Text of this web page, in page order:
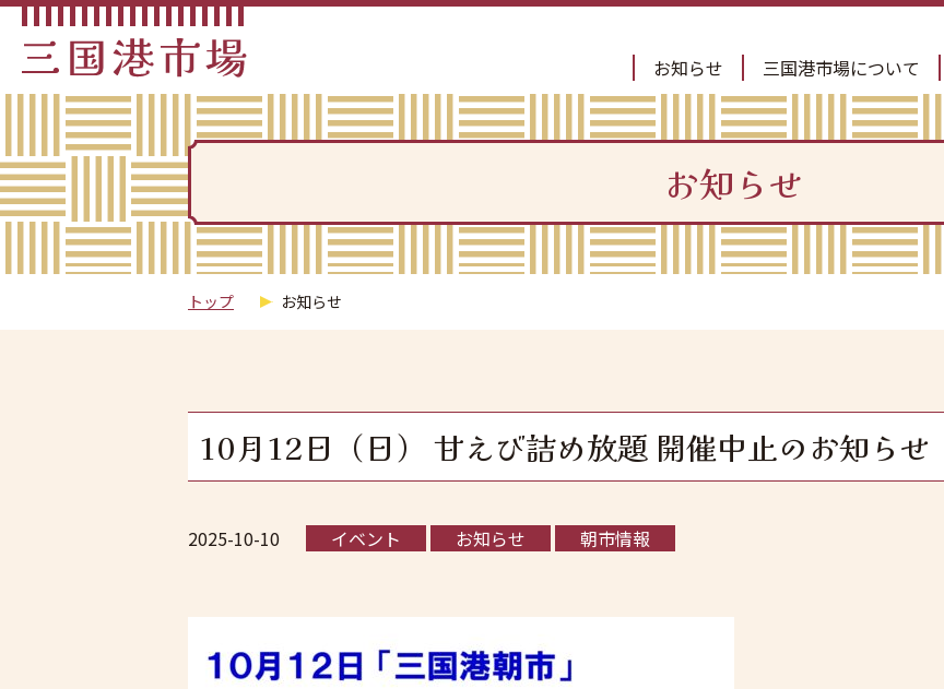
お知らせ
三国港市場について
お知らせ
トップ お知らせ
10月12日（日） 甘えび詰め放題 開催中止のお知らせ
2025-10-10 イベント お知らせ 朝市情報